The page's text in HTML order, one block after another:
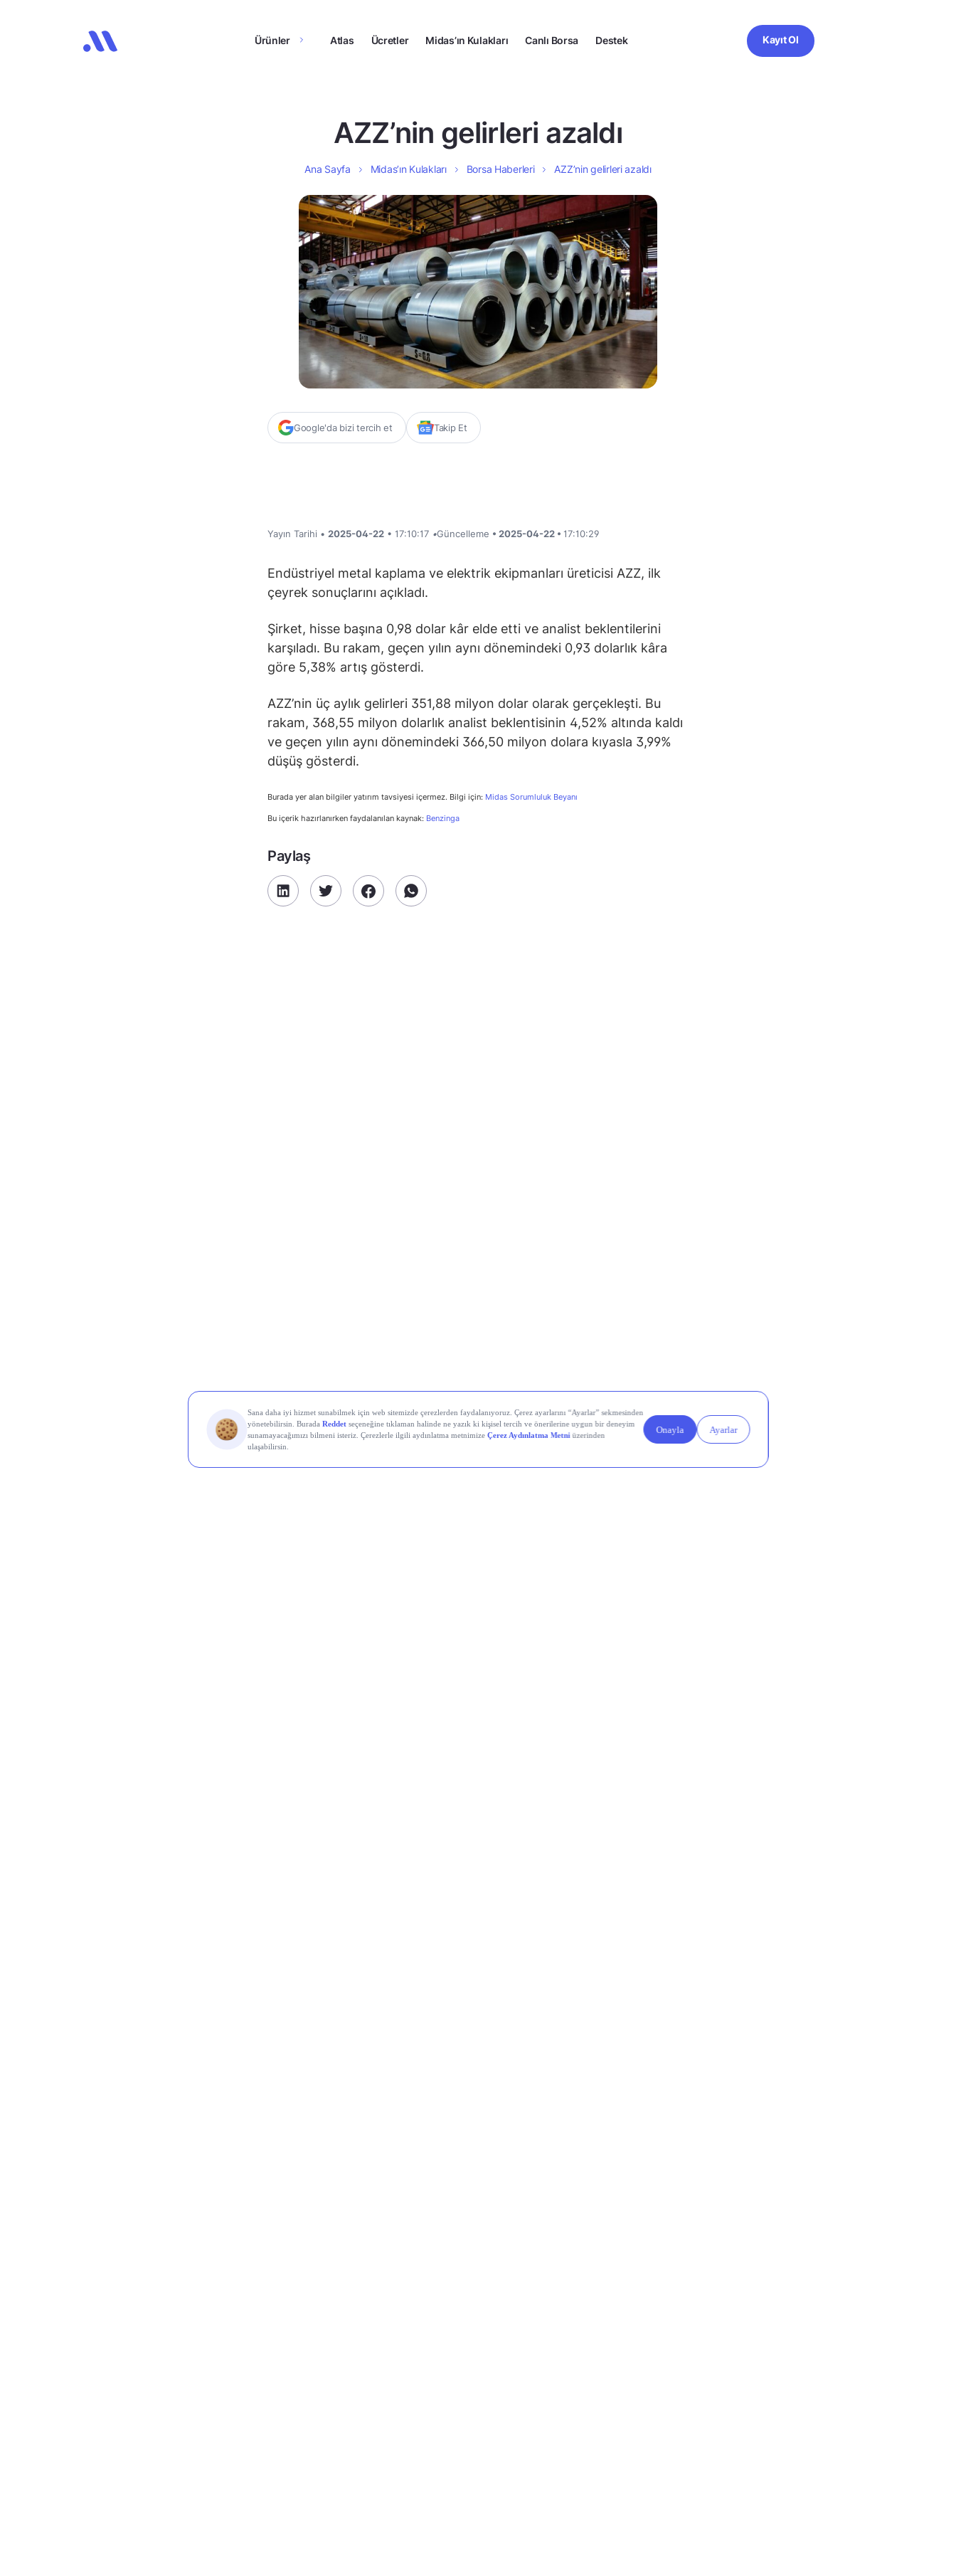
Ürünler Atlas Ücretler Midas’ın Kulakları Canlı Borsa Destek Kayıt Ol
AZZ’nin gelirleri azaldı
Ana Sayfa Midas’ın Kulakları Borsa Haberleri AZZ’nin gelirleri azaldı
Google'da bizi tercih et Takip Et
Yayın Tarihi • 2025-04-22 • 17:10:17 •Güncelleme • 2025-04-22 • 17:10:29
Endüstriyel metal kaplama ve elektrik ekipmanları üreticisi AZZ, ilk
çeyrek sonuçlarını açıkladı.
Şirket, hisse başına 0,98 dolar kâr elde etti ve analist beklentilerini
karşıladı. Bu rakam, geçen yılın aynı dönemindeki 0,93 dolarlık kâra
göre 5,38% artış gösterdi.
AZZ’nin üç aylık gelirleri 351,88 milyon dolar olarak gerçekleşti. Bu
rakam, 368,55 milyon dolarlık analist beklentisinin 4,52% altında kaldı
ve geçen yılın aynı dönemindeki 366,50 milyon dolara kıyasla 3,99%
düşüş gösterdi.
Burada yer alan bilgiler yatırım tavsiyesi içermez. Bilgi için: Midas Sorumluluk Beyanı
Bu içerik hazırlanırken faydalanılan kaynak: Benzinga
Paylaş